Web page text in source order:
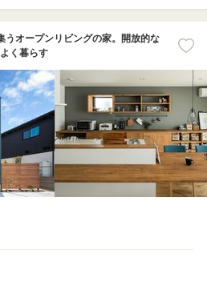
うオープンリビングの家。開放的な
く暮らす